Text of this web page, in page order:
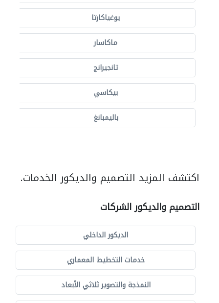
يوغياكارتا
ماكاسار
تانجيرانج
بيكاسي
باليمبانغ
اكتشف المزيد التصميم والديكور الخدمات.
التصميم والديكور الشركات
الديكور الداخلي
خدمات التخطيط المعماري
النمذجة والتصوير ثلاثي الأبعاد